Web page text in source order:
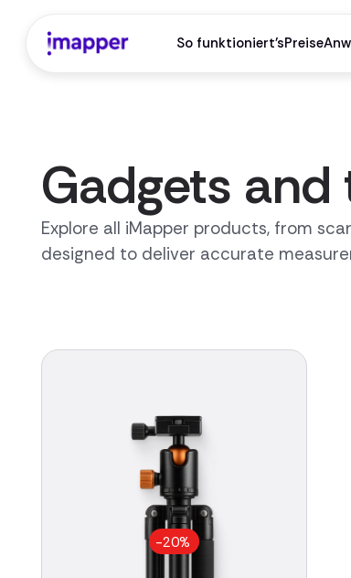
So funktioniert'sPreise
Gadgets
Explore all iMapper products, from
designed to deliver accurate
-20%